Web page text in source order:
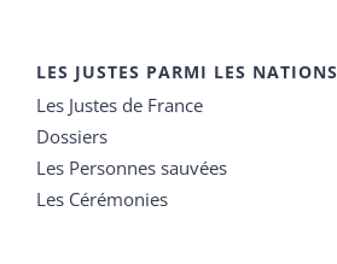
LES JUSTES PARMI LES NATIONS
Les Justes de France
Dossiers
Les Personnes sauvées
Les Cérémonies